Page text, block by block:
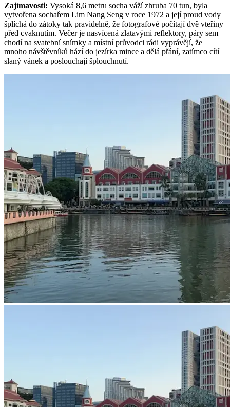
Zajímavosti: Vysoká 8,6 metru socha váží zhruba 70 tun, byla
vytvořena sochařem Lim Nang Seng v roce 1972 a její proud vody
šplíchá do zátoky tak pravidelně, že fotografové počítají dvě vteřiny
před cvaknutím. Večer je nasvícená zlatavými reflektory, páry sem
chodí na svatební snímky a místní průvodci rádi vyprávějí, že
mnoho návštěvníků hází do jezírka mince a dělá přání, zatímco cítí
slaný vánek a poslouchají šplouchnutí.